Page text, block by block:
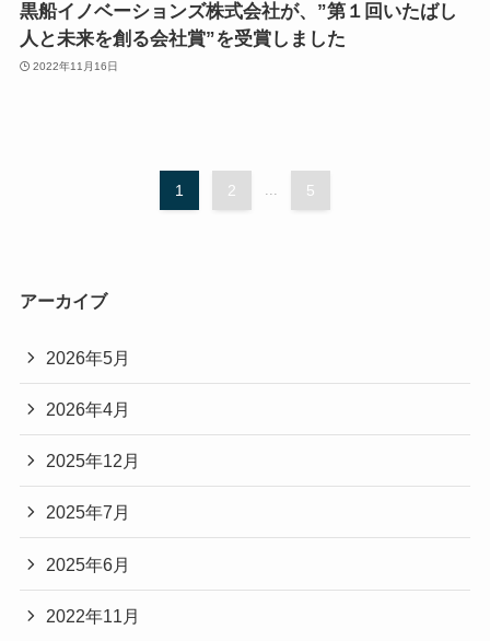
黒船イノベーションズ株式会社が、”第１回いたばし
人と未来を創る会社賞”を受賞しました
2022年11月16日
1 2 ... 5
アーカイブ
2026年5月
2026年4月
2025年12月
2025年7月
2025年6月
2022年11月